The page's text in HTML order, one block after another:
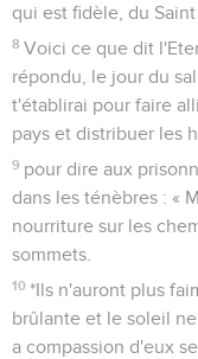
qui est fidèle, du
8 Voici ce que dit
répondu, le jour du
t'établirai pour faire
pays et distribuer les
9 pour dire aux
dans les ténèbres : «
nourriture sur les
sommets.
10 *Ils n'auront plus
brûlante et le soleil
a compassion d'eux